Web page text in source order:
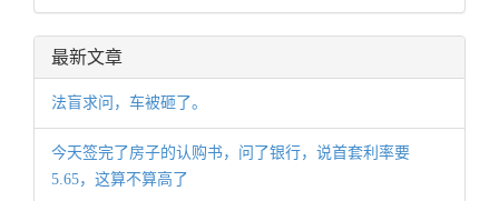
最新文章
法盲求问，车被砸了。
今天签完了房子的认购书，问了银行，说首套利率要
5.65，这算不算高了